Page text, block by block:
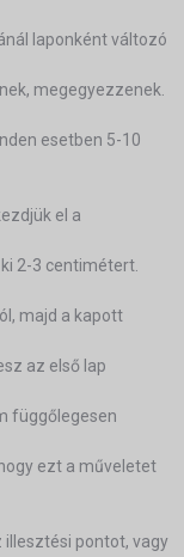
laponként változó
megegyezzenek.
esetben 5-10
el a
2-3 centimétert.
majd a kapott
az első lap
függőlegesen
ezt a műveletet
illesztési pontot, vagy